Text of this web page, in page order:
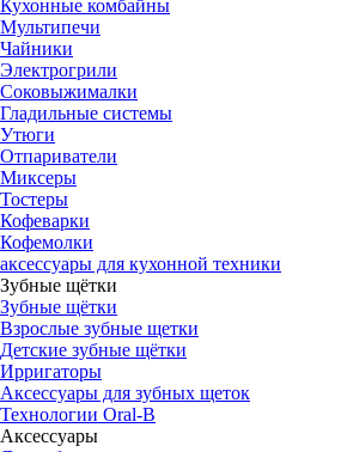
Кухонные комбайны
Мультипечи
Чайники
Электрогрили
Соковыжималки
Гладильные системы
Утюги
Отпариватели
Миксеры
Тостеры
Кофеварки
Кофемолки
аксессуары для кухонной техники
Зубные щётки
Зубные щётки
Взрослые зубные щетки
Детские зубные щётки
Ирригаторы
Аксессуары для зубных щеток
Технологии Oral-B
Аксессуары